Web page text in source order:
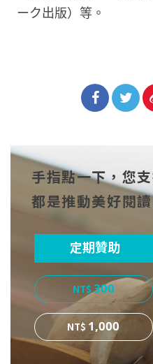
ーク出版）等。
cebo
ok
witt
er
手指點一下，您
都是推動美好閱
定期贊助
300
1,000